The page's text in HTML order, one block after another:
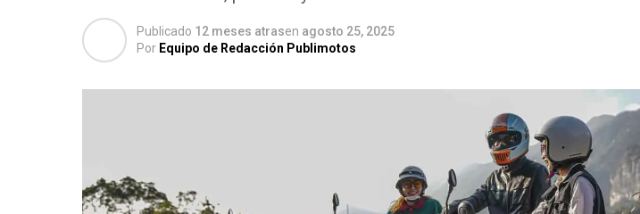
Publicado 12 meses atrasen agosto 25, 2025
Por Equipo de Redacción Publimotos